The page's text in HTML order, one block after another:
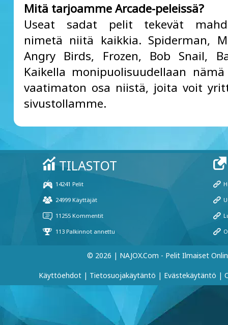
Mitä tarjoamme Arcade-peleissä?
Useat sadat pelit tekevät
nimetä niitä kaikkia. Spiderman,
Angry Birds, Frozen, Bob Snail,
Kaikella monipuolisuudellaan
vaatimaton osa niistä, joita voit
sivustollamme.
© 2026 | NAJOX.com - Pelit Ilmaiset
Käyttöehdot | Tietosuojakäytäntö | Evästekäytäntö |